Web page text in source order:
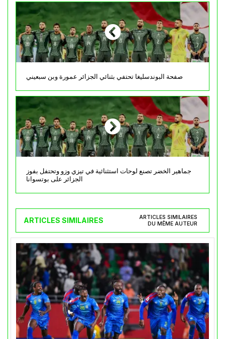
صفحة البوندسليغا تحتفي بثنائي الجزائر عمورة وبن سبعيني
جماهير الخضر تصنع لوحات استثنائية في تيزي وزو وتحتفل بفوز
الجزائر على بوتسوانا
ARTICLES SIMILAIRES
ARTICLES SIMILAIRES
DU MÊME AUTEUR